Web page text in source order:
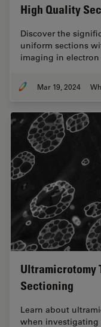
High Quality
Discover the
uniform sections
imaging in electron
Mar 19, 2024
Ultramicrotomy
Sectioning
Learn about
when